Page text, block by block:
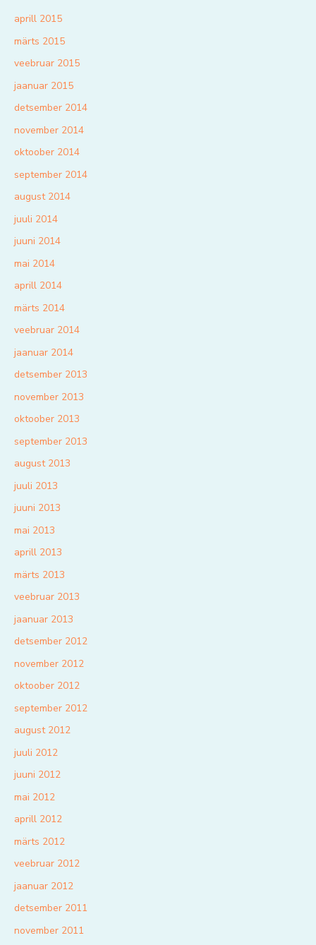
aprill 2015
märts 2015
veebruar 2015
jaanuar 2015
detsember 2014
november 2014
oktoober 2014
september 2014
august 2014
juuli 2014
juuni 2014
mai 2014
aprill 2014
märts 2014
veebruar 2014
jaanuar 2014
detsember 2013
november 2013
oktoober 2013
september 2013
august 2013
juuli 2013
juuni 2013
mai 2013
aprill 2013
märts 2013
veebruar 2013
jaanuar 2013
detsember 2012
november 2012
oktoober 2012
september 2012
august 2012
juuli 2012
juuni 2012
mai 2012
aprill 2012
märts 2012
veebruar 2012
jaanuar 2012
detsember 2011
november 2011